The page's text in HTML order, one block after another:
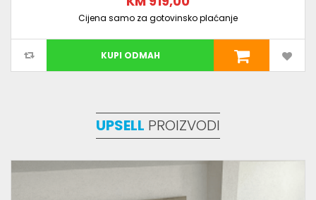
Cijena samo za gotovinsko plaćanje
KUPI ODMAH
UPSELL PROIZVODI